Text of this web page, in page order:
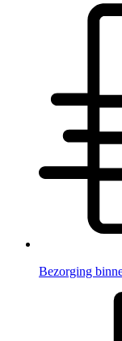
Bezorging